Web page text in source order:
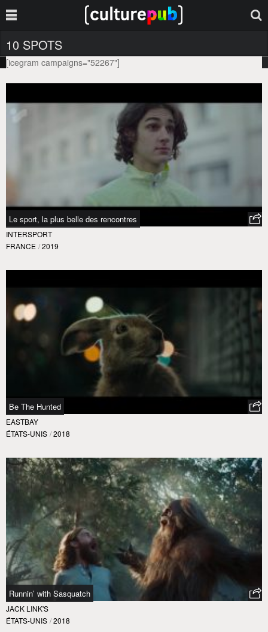
10 SPOTS
[icegram campaigns="52267"]
Le sport, la plus belle des rencontres
INTERSPORT
FRANCE / 2019
Be The Hunted
EASTBAY
ÉTATS-UNIS / 2018
Runnin’ with Sasquatch
JACK LINK'S
ÉTATS-UNIS / 2018